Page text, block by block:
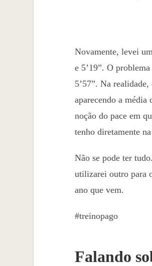
Novamente, levei
e 5’19”. O
5’57”. Na
aparecendo a
noção do pace em
tenho diretamente
Não se pode ter
utilizarei outro para
ano que vem.
#treinopago
Falando